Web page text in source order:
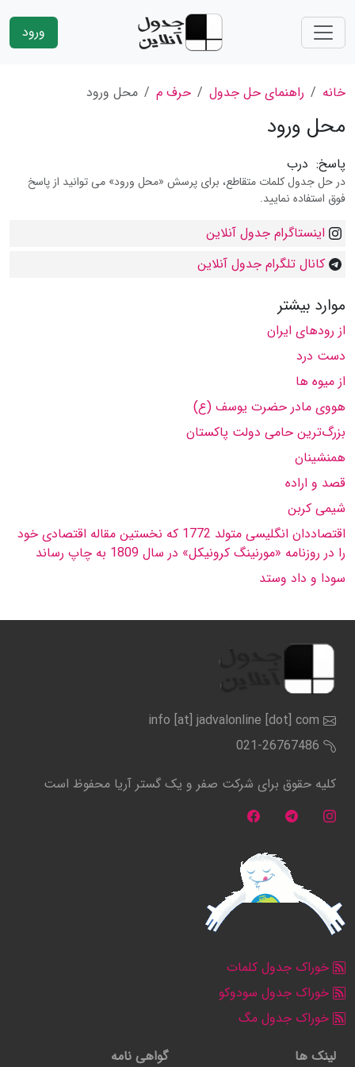
ورود
خانه راهنمای حل جدول حرف م محل ورود
محل ورود
پاسخ: درب
در حل جدول کلمات متقاطع، برای پرسش «محل ورود» می توانید از پاسخ
فوق استفاده نمایید.
اینستاگرام جدول آنلاین
کانال تلگرام جدول آنلاین
موارد بیشتر
از رودهای ایران
دست درد
از میوه ها
هووی مادر حضرت یوسف (ع)
بزرگ‌ترین حامی دولت پاکستان
همنشینان
قصد و اراده
شیمی کربن
اقتصاددان انگلیسی متولد 1772 که نخستین مقاله اقتصادی خود
را در روزنامه «مورنینگ کرونیکل» در سال 1809 به چاپ رساند
سودا و داد وستد
info [at] jadvalonline [dot] com
021-26767486
کلیه حقوق برای شرکت صفر و یک گستر آریا محفوظ است
خوراک جدول کلمات
خوراک جدول سودوکو
خوراک جدول مگ
لینک ها
گواهی نامه